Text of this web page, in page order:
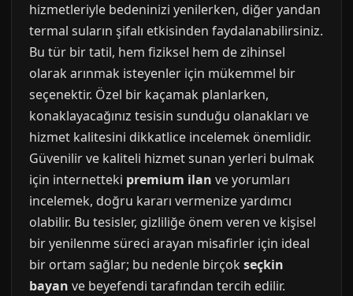
hizmetleriyle bedeninizi yenilerken, diğer yandan
termal suların şifalı etkisinden faydalanabilirsiniz.
Bu tür bir tatil, hem fiziksel hem de zihinsel
olarak arınmak isteyenler için mükemmel bir
seçenektir. Özel bir kaçamak planlarken,
konaklayacağınız tesisin sunduğu olanakları ve
hizmet kalitesini dikkatlice incelemek önemlidir.
Güvenilir ve kaliteli hizmet sunan yerleri bulmak
için internetteki premium ilan ve yorumları
incelemek, doğru kararı vermenize yardımcı
olabilir. Bu tesisler, gizliliğe önem veren ve kişisel
bir yenilenme süreci arayan misafirler için ideal
bir ortam sağlar; bu nedenle birçok seçkin
bayan ve beyefendi tarafından tercih edilir.